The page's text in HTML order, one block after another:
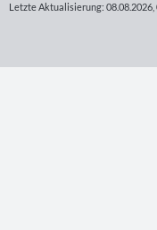
Letzte Aktualisierung: 08.08.2026,